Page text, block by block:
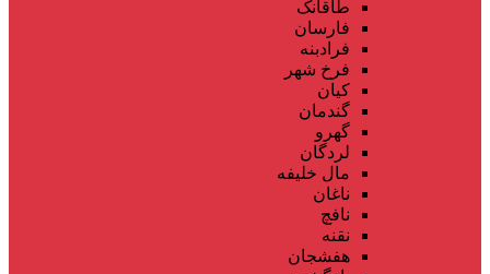
طاقانک
فارسان
فرادبنه
فرخ شهر
کیان
گندمان
گهرو
لردگان
مال خلیفه
ناغان
نافچ
نقنه
هفشجان